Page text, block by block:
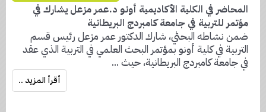
المحاضر في الكلية الأكاديمية أونو د.عمر مزعل يشارك في
مؤتمر للتربية في جامعة كامبردج البريطانية
ضمن نشاطه البحثي، شارك الدكتور عمر مزعل رئيس قسم
التربية في كلية أونو بمؤتمر البحث العلمي في التربية الذي عقد
في جامعة كامبردج البريطانية، حيث ...
أقرأ المزيد ..